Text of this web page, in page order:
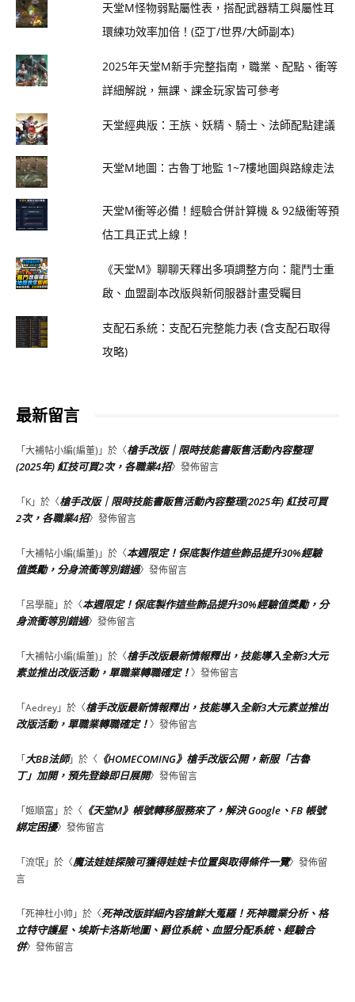
天堂M怪物弱點屬性表，搭配武器精工與屬性耳
環練功效率加倍！(亞丁/世界/大師副本)
2025年天堂M新手完整指南，職業、配點、衝等
詳細解說，無課、課金玩家皆可參考
天堂經典版：王族、妖精、騎士、法師配點建議
天堂M地圖：古魯丁地監 1~7樓地圖與路線走法
天堂M衝等必備！經驗合併計算機 & 92級衝等預
估工具正式上線！
《天堂M》聊聊天釋出多項調整方向：龍鬥士重
啟、血盟副本改版與新伺服器計畫受矚目
支配石系統：支配石完整能力表 (含支配石取得
攻略)
最新留言
「大補帖小編(編董) 」於〈槍手改版｜限時技能書販售活動內容整理
(2025年) 紅技可買2次，各職業4招〉發佈留言
「K」於〈槍手改版｜限時技能書販售活動內容整理(2025年) 紅技可買
2次，各職業4招〉發佈留言
「大補帖小編(編董) 」於〈本週限定！保底製作這些飾品提升30%經驗
值獎勵，分身流衝等別錯過〉發佈留言
「呂學龍」於〈本週限定！保底製作這些飾品提升30%經驗值獎勵，分
身流衝等別錯過〉發佈留言
「大補帖小編(編董) 」於〈槍手改版最新情報釋出，技能導入全新3大元
素並推出改版活動，單職業轉職確定！〉發佈留言
「Aedrey」於〈槍手改版最新情報釋出，技能導入全新3大元素並推出
改版活動，單職業轉職確定！〉發佈留言
「大BB法師」於〈 《HOMECOMING》槍手改版公開，新服「古魯
丁」加開，預先登錄即日展開〉發佈留言
「姬順富 」於〈 《天堂M》帳號轉移服務來了，解決 Google、FB 帳號
綁定困擾〉發佈留言
「流氓」於〈魔法娃娃探險可獲得娃娃卡位置與取得條件一覽〉發佈留
言
「死神杜小帅 」於〈死神改版詳細內容搶鮮大蒐羅！死神職業分析、格
立特守護星、埃斯卡洛斯地圖、爵位系統、血盟分配系統、經驗合
併〉發佈留言